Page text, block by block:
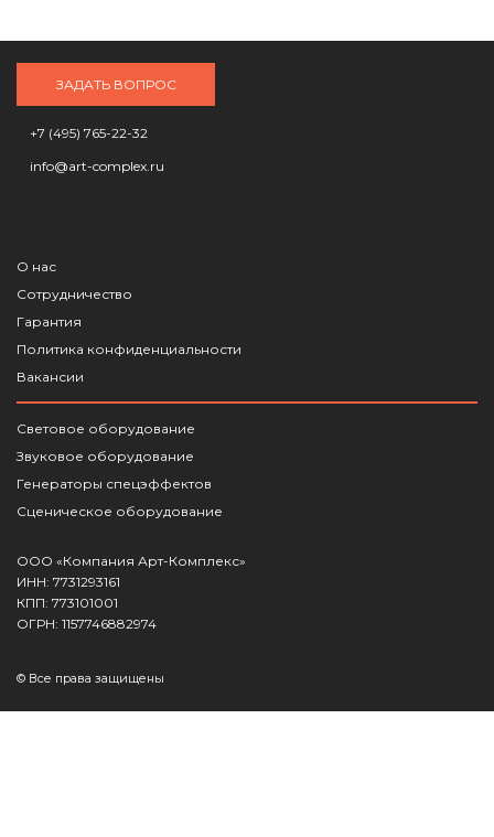
ЗАДАТЬ ВОПРОС
+7 (495) 765-22-32
info@art-complex.ru
О нас
Сотрудничество
Гарантия
Политика конфиденциальности
Вакансии
Световое оборудование
Звуковое оборудование
Генераторы спецэффектов
Сценическое оборудование
ООО «Компания Арт-Комплекс»
ИНН: 7731293161
КПП: 773101001
ОГРН: 1157746882974
© Все права защищены